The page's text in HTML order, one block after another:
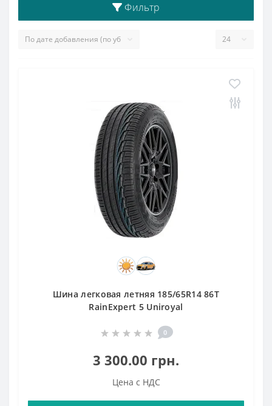
Фильтр
Шина легковая летняя 185/65R14 86T
RainExpert 5 Uniroyal
0
3 300.00 грн.
Цена с НДС